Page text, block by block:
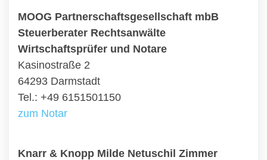
MOOG Partnerschaftsgesellschaft mbB
Steuerberater Rechtsanwälte
Wirtschaftsprüfer und Notare
Kasinostraße 2
64293 Darmstadt
Tel.: +49 6151501150
zum Notar
Knarr & Knopp Milde Netuschil Zimmer